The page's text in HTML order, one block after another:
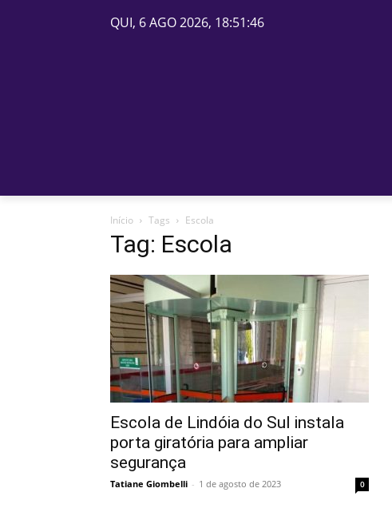
QUI, 6 AGO 2026, 18:51:46
Início Tags Escola
Tag: Escola
Escola de Lindóia do Sul instala
porta giratória para ampliar
segurança
Tatiane Giombelli - 1 de agosto de 2023 0